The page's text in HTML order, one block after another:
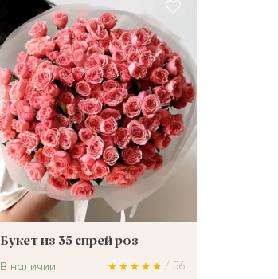
Букет из 35 спрей роз
/ 56
В наличии